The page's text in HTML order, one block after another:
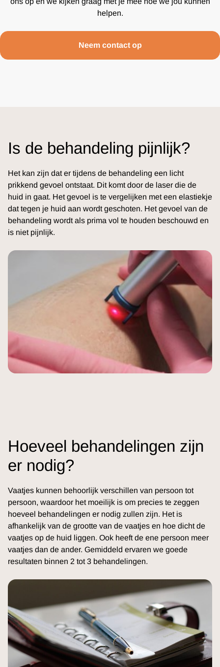
helpen.
Neem contact op
Is de behandeling pijnlijk?
Het kan zijn dat er tijdens de behandeling een licht
prikkend gevoel ontstaat. Dit komt door de laser die de
huid in gaat. Het gevoel is te vergelijken met een elastiekje
dat tegen je huid aan wordt geschoten. Het gevoel van de
behandeling wordt als prima vol te houden beschouwd en
is niet pijnlijk.
Hoeveel behandelingen zijn
er nodig?
Vaatjes kunnen behoorlijk verschillen van persoon tot
persoon, waardoor het moeilijk is om precies te zeggen
hoeveel behandelingen er nodig zullen zijn. Het is
afhankelijk van de grootte van de vaatjes en hoe dicht de
vaatjes op de huid liggen. Ook heeft de ene persoon meer
vaatjes dan de ander. Gemiddeld ervaren we goede
resultaten binnen 2 tot 3 behandelingen.